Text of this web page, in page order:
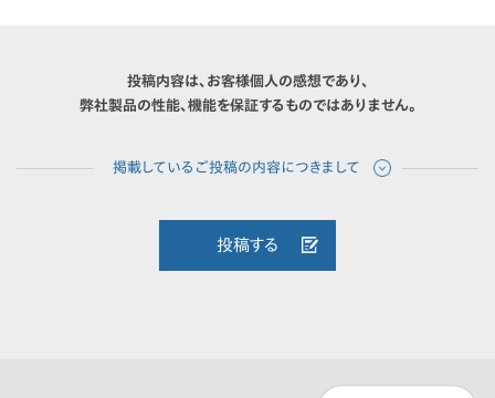
投稿内容は、お客様個人の感想であり、
弊社製品の性能、機能を保証するものではありません。
投稿する